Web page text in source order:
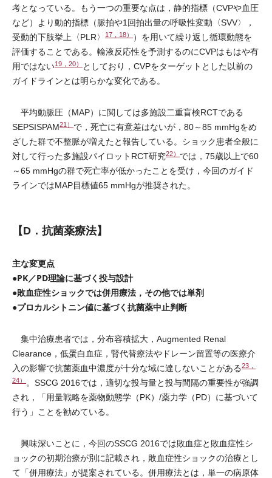
考となっている。もう一つの重要な点は，静的指標（CVPや血圧
など）より動的指標（脈拍や1回拍出量の呼吸性変動〈SVV〉，
受動的下肢挙上〈PLR〉
17，18）
）を用いて繰り返し循環動態を
評価することである。輸液反応性を予測するのにCVPはもはや有
用ではない19，20）
としており，CVPをターゲットとした以前の
ガイドラインとは明らかな変化である。
平均動脈圧（MAP）に関しては多施設二重盲検RCTである
SEPSISPAM21） で，死亡に有意差はないが，80～85 mmHgをめ
ざした群で不整脈が増えたと報告している。ショック患者全般に
対して行った多施設パイロットRCT研究22） では，75歳以上で60
～65 mmHgの群で死亡率が低かったことを受け，今回のガイド
ラインではMAP目標値65 mmHgが推奨された。
【D．抗菌薬療法】
主な変更点
●PK／PD理論に基づく投与設計
●敗血症性ショックでは併用療法，その他では単剤
●プロカルシトニン値に基づく抗菌薬中止判断
集中治療患者では，分布容積拡大，Augmented Renal
Clearance，低蛋白血症，腎代替療法やドレーン留置等の医療介
入の影響で抗菌薬血中濃度が十分な域に達しないことがある23，
24）
。SSCG 2016では，適切な投与量と投与間隔の重要性が強調
され，「用量戦略を薬物動態学（PK）/薬力学（PD）に基づいて
行う」ことを勧めている。
興味深いことに，今回のSSCG 2016では敗血症と敗血症性シ
ョックの初期治療が別に記載され，敗血症性ショックの治療とし
て「併用療法」が提案されている。併用療法とは，単一の病原体